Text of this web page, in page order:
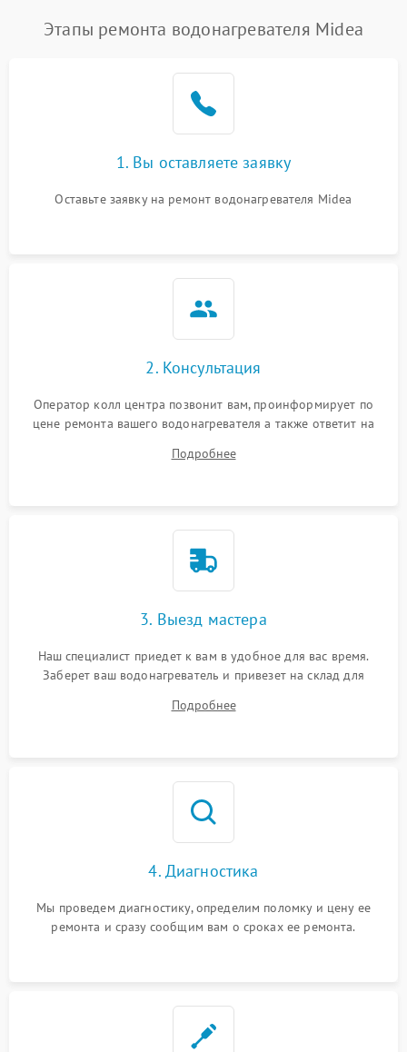
Этапы ремонта водонагревателя Midea
1. Вы оставляете заявку
Оставьте заявку на ремонт водонагревателя Midea
2. Консультация
Оператор колл центра позвонит вам, проинформирует по
цене ремонта вашего водонагревателя а также ответит на
Подробнее
3. Выезд мастера
Наш специалист приедет к вам в удобное для вас время.
Заберет ваш водонагреватель и привезет на склад для
Подробнее
4. Диагностика
Мы проведем диагностику, определим поломку и цену ее
ремонта и сразу сообщим вам о сроках ее ремонта.